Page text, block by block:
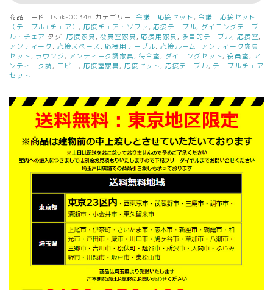
接
セ
ッ
ト
ガ
ラ
テ
ー
W1300×D800×H720
商品コード: ts5k-00348 カテゴリー:会議・応接セット ,会議・応接セット
（テーブル+チェア） ,応接チェア・ソファ ,応接テーブル, ダイニングテーブ
ル・チェア タグ:応接家具 ,役員室家具 ,応接用家具 , 多目的テーブル, 応接室,
アンティーク , 応接スペース ,応接用テーブル,応接ルーム , アンティーク家具
セット , ラウンジ , アンティーク調家具 , 待合室 , ダイニングセット,役員室 , ア
ンティーク調 , ロビー , 応接室家具 , 応接セット , 応接テーブル, テーブルチェア
セット